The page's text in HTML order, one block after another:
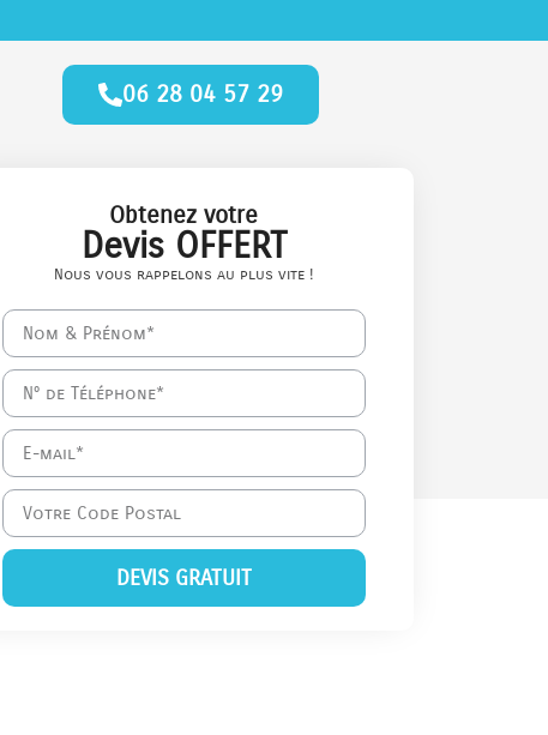
06 28 04 57 29
Obtenez votre
Devis OFFERT
Nous vous rappelons au plus vite !
DEVIS GRATUIT